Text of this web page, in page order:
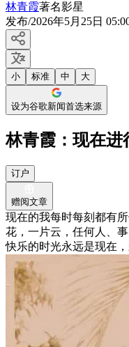
林青霞著名影星
发布/2026年5月25日
小 标准 中 大
设为谷歌新闻首选来源
林青霞：现在进
订户
赠阅文章
现在的我每时每刻都有
花，一片云，任何人、
快乐的时光永远是现在